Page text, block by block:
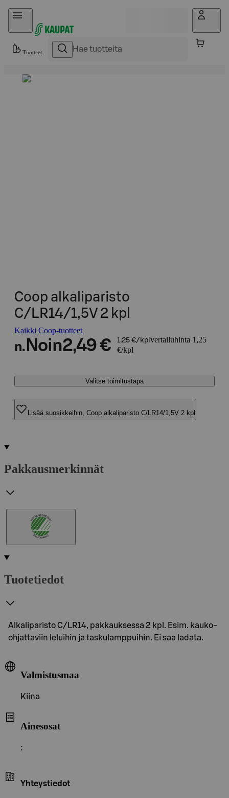
Hyppää sisältöön
Tuotteet
Coop alkaliparisto
C/LR14/1,5V 2 kpl
Kaikki Coop-tuotteet
n. Noin2,49 € 1,25 €/kpl vertailuhinta 1,25
€/kpl
Valitse toimitustapa
Lisää suosikkeihin, Coop alkaliparisto C/LR14/1,5V 2 kpl
Pakkausmerkinnät
Tuotetiedot
Alkaliparisto C/LR14, pakkauksessa 2 kpl. Esim. kauko-
ohjattaviin leluihin ja taskulamppuihin. Ei saa ladata.
Valmistusmaa
Kiina
Ainesosat
:
Yhteystiedot